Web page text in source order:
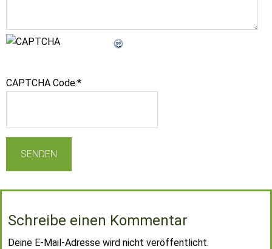
CAPTCHA Code:*
Schreibe einen Kommentar
Deine E-Mail-Adresse wird nicht veröffentlicht.